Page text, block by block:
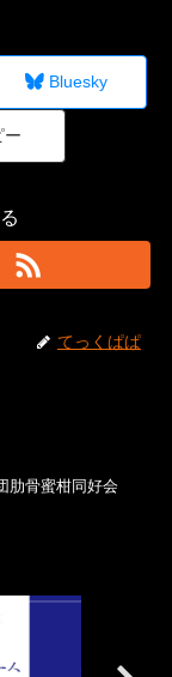
Bluesky
ー
てっくぱぱ
肋骨蜜柑同好会